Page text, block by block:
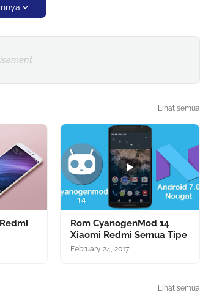
Lihat semua
Rom CyanogenMod 14
Xiaomi Redmi Semua Tipe
February 24, 2017
Lihat semua